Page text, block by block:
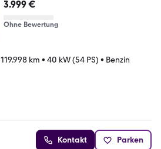
3.999 €
Ohne Bewertung
119.998 km • 40 kW (54 PS) • Benzin
Kontakt Parken